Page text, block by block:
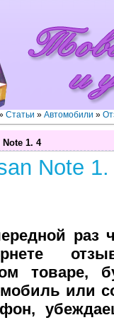
Статьи » Автомобили »
Note 1. 4
Note 1.
раз
товаре,
или